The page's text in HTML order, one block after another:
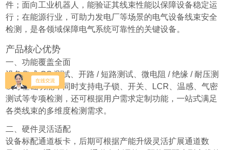
件；面向工业机器人，能验证其线束性能以保障设备稳定运
行；在能源行业，可助力发电厂等场景的电气设备线束安全
检测，是各领域保障电气系统可靠性的关键设备。
产品核心优势
一、功能覆盖全面
设备集成 OS 测试、开路 / 短路测试、微电阻 / 绝缘 / 耐压测
试等基础功能，同时支持电子锁、开关、LCR、温感、气密
测试等专项检测，还可根据用户需求定制功能，一站式满足
各类线束的多维度检测需求。
二、硬件灵活适配
设备标配通道板卡，后期可根据产能升级灵活扩展通道数